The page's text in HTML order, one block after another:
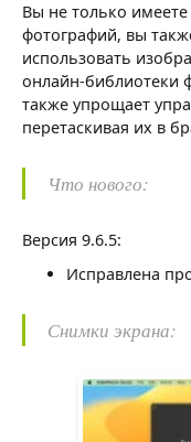
Вы не только имеете
фотографий, вы
использовать
онлайн-библиотеки
также упрощает
перетаскивая их в
Что нового:
Версия 9.6.5:
Исправлена
Снимки экрана: